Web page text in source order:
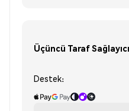
Üçüncü Taraf Sağlayıcı
Destek: